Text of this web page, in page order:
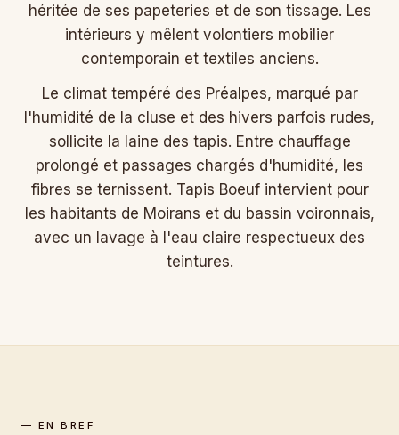
héritée de ses papeteries et de son tissage. Les
intérieurs y mêlent volontiers mobilier
contemporain et textiles anciens.
Le climat tempéré des Préalpes, marqué par
l'humidité de la cluse et des hivers parfois rudes,
sollicite la laine des tapis. Entre chauffage
prolongé et passages chargés d'humidité, les
fibres se ternissent. Tapis Boeuf intervient pour
les habitants de Moirans et du bassin voironnais,
avec un lavage à l'eau claire respectueux des
teintures.
— EN BREF